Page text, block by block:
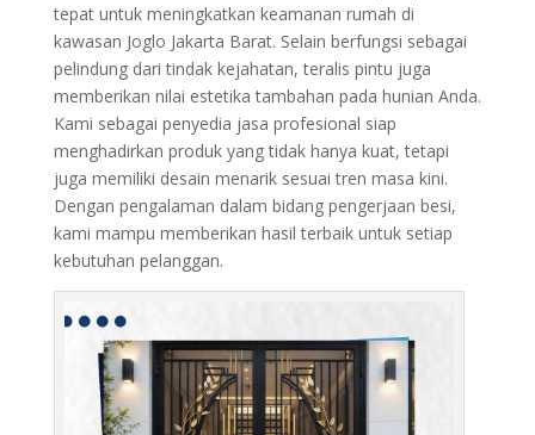
tepat untuk meningkatkan keamanan rumah di
kawasan Joglo Jakarta Barat. Selain berfungsi sebagai
pelindung dari tindak kejahatan, teralis pintu juga
memberikan nilai estetika tambahan pada hunian Anda.
Kami sebagai penyedia jasa profesional siap
menghadirkan produk yang tidak hanya kuat, tetapi
juga memiliki desain menarik sesuai tren masa kini.
Dengan pengalaman dalam bidang pengerjaan besi,
kami mampu memberikan hasil terbaik untuk setiap
kebutuhan pelanggan.